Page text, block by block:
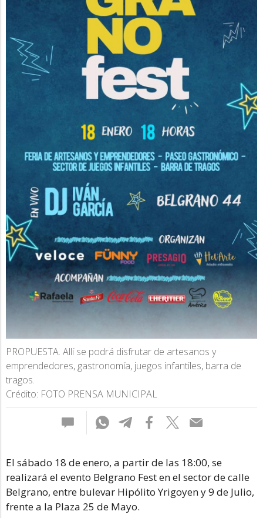
PROPUESTA. Allí se podrá disfrutar de artesanos y
emprendedores, gastronomía, juegos infantiles, barra de
tragos.
Crédito: FOTO PRENSA MUNICIPAL
El sábado 18 de enero, a partir de las 18:00, se
realizará el evento Belgrano Fest en el sector de calle
Belgrano, entre bulevar Hipólito Yrigoyen y 9 de Julio,
frente a la Plaza 25 de Mayo.